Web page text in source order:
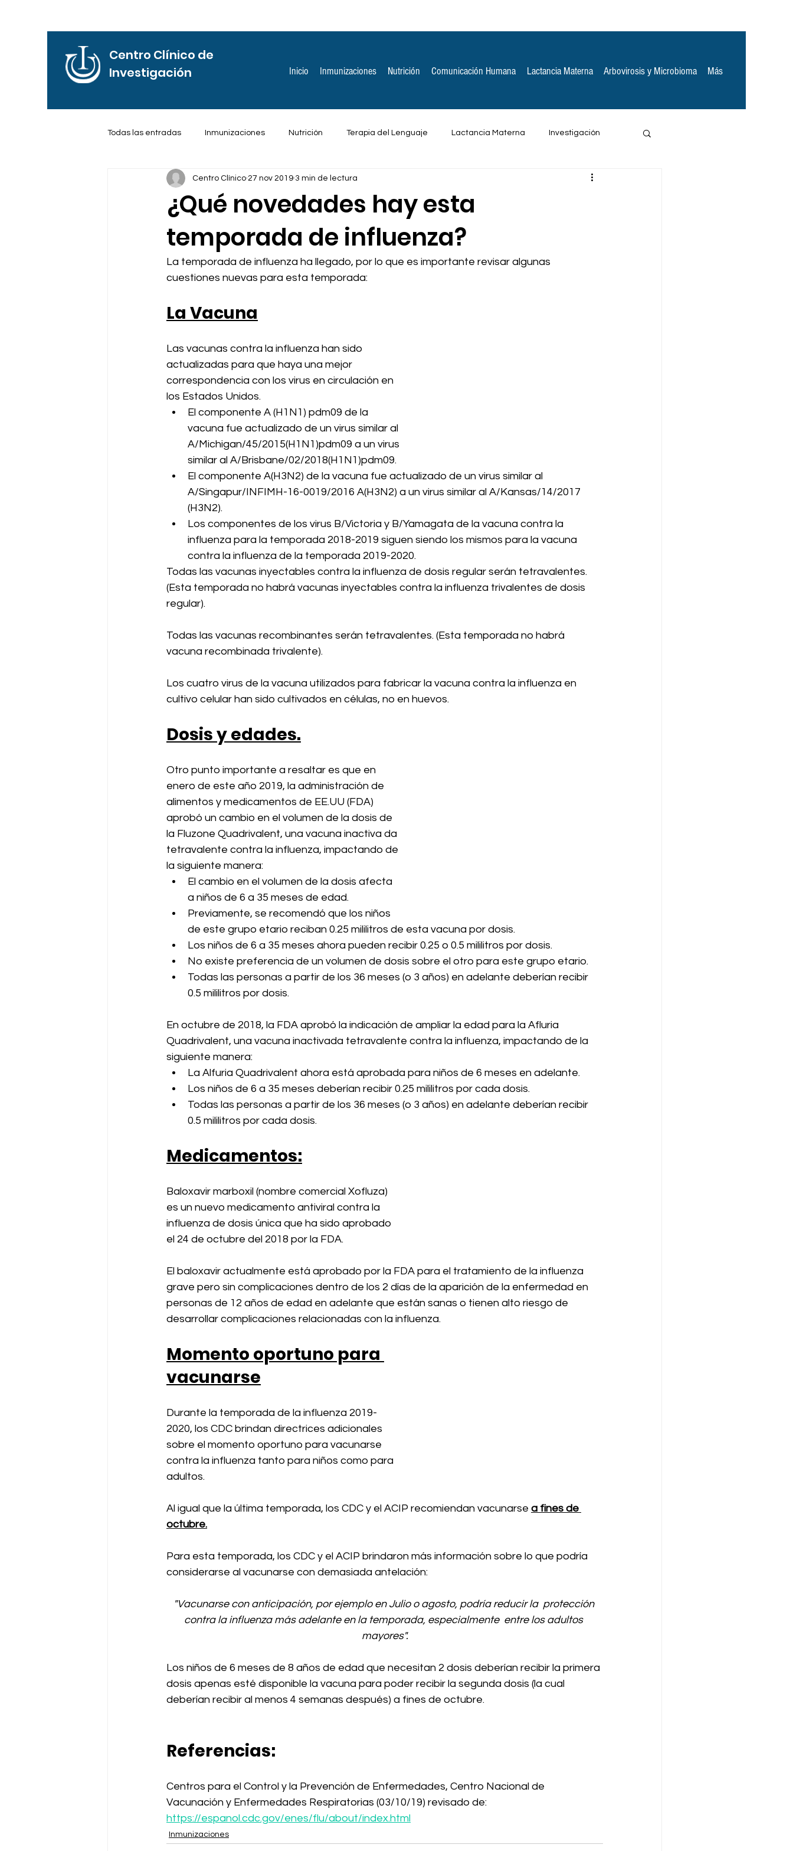
Centro Clínico de
Investigación
Inicio Inmunizaciones Nutrición Comunicación Humana Lactancia Materna Arbovirosis y Microbioma Más
Todas las entradas Inmunizaciones Nutrición Terapia del Lenguaje Lactancia Materna Investigación
Frases de Motivación Reflexiones Espirituales Otros
¿Qué novedades hay esta
temporada de influenza?
Centro Clínico 27 nov 2019 3 min de lectura
La temporada de influenza ha llegado, por lo que es importante revisar algunas
cuestiones nuevas para esta temporada:
La Vacuna
Las vacunas contra la influenza han sido
actualizadas para que haya una mejor
correspondencia con los virus en circulación en
los Estados Unidos.
El componente A (H1N1) pdm09 de la
vacuna fue actualizado de un virus similar al
A/Michigan/45/2015(H1N1)pdm09 a un virus
similar al A/Brisbane/02/2018(H1N1)pdm09.
El componente A(H3N2) de la vacuna fue actualizado de un virus similar al
A/Singapur/INFIMH-16-0019/2016 A(H3N2) a un virus similar al A/Kansas/14/2017
(H3N2).
Los componentes de los virus B/Victoria y B/Yamagata de la vacuna contra la
influenza para la temporada 2018-2019 siguen siendo los mismos para la vacuna
contra la influenza de la temporada 2019-2020.
Todas las vacunas inyectables contra la influenza de dosis regular serán tetravalentes.
(Esta temporada no habrá vacunas inyectables contra la influenza trivalentes de dosis
regular).
Todas las vacunas recombinantes serán tetravalentes. (Esta temporada no habrá
vacuna recombinada trivalente).
Los cuatro virus de la vacuna utilizados para fabricar la vacuna contra la influenza en
cultivo celular han sido cultivados en células, no en huevos.
Dosis y edades.
Otro punto importante a resaltar es que en
enero de este año 2019, la administración de
alimentos y medicamentos de EE.UU (FDA)
aprobó un cambio en el volumen de la dosis de
la Fluzone Quadrivalent, una vacuna inactiva da
tetravalente contra la influenza, impactando de
la siguiente manera:
El cambio en el volumen de la dosis afecta
a niños de 6 a 35 meses de edad.
Previamente, se recomendó que los niños
de este grupo etario reciban 0.25 mililitros de esta vacuna por dosis.
Los niños de 6 a 35 meses ahora pueden recibir 0.25 o 0.5 mililitros por dosis.
No existe preferencia de un volumen de dosis sobre el otro para este grupo etario.
Todas las personas a partir de los 36 meses (o 3 años) en adelante deberían recibir
0.5 mililitros por dosis.
En octubre de 2018, la FDA aprobó la indicación de ampliar la edad para la Afluria
Quadrivalent, una vacuna inactivada tetravalente contra la influenza, impactando de la
siguiente manera:
La Alfuria Quadrivalent ahora está aprobada para niños de 6 meses en adelante.
Los niños de 6 a 35 meses deberían recibir 0.25 mililitros por cada dosis.
Todas las personas a partir de los 36 meses (o 3 años) en adelante deberían recibir
0.5 mililitros por cada dosis.
Medicamentos:
Baloxavir marboxil (nombre comercial Xofluza)
es un nuevo medicamento antiviral contra la
influenza de dosis única que ha sido aprobado
el 24 de octubre del 2018 por la FDA.
El baloxavir actualmente está aprobado por la FDA para el tratamiento de la influenza
grave pero sin complicaciones dentro de los 2 días de la aparición de la enfermedad en
personas de 12 años de edad en adelante que están sanas o tienen alto riesgo de
desarrollar complicaciones relacionadas con la influenza.
Momento oportuno para
vacunarse
Durante la temporada de la influenza 2019-
2020, los CDC brindan directrices adicionales
sobre el momento oportuno para vacunarse
contra la influenza tanto para niños como para
adultos.
Al igual que la última temporada, los CDC y el ACIP recomiendan vacunarse a fines de
octubre.
Para esta temporada, los CDC y el ACIP brindaron más información sobre lo que podría
considerarse al vacunarse con demasiada antelación:
"Vacunarse con anticipación, por ejemplo en Julio o agosto, podría reducir la  protección
contra la influenza más adelante en la temporada, especialmente  entre los adultos
mayores".
Los niños de 6 meses de 8 años de edad que necesitan 2 dosis deberían recibir la primera
dosis apenas esté disponible la vacuna para poder recibir la segunda dosis (la cual
deberían recibir al menos 4 semanas después) a fines de octubre.
Referencias:
Centros para el Control y la Prevención de Enfermedades, Centro Nacional de
Vacunación y Enfermedades Respiratorias (03/10/19) revisado de:
https://espanol.cdc.gov/enes/flu/about/index.html
Inmunizaciones